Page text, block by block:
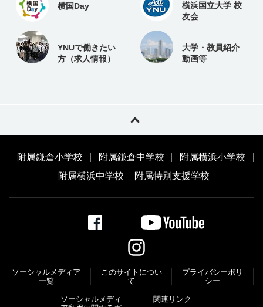
横国Day
横浜国立大学 校
友会
YNUで働きたい
方（求人情報）
大学・教員紹介
動画等
附属鎌倉小学校 附属鎌倉中学校
附属横浜小学校
附属横浜中学校
附属特別支援学校
ソーシャルメディア
一覧
このサイトについ
て
プライバシーポリ
シー
ソーシャルメディ
関連リンク